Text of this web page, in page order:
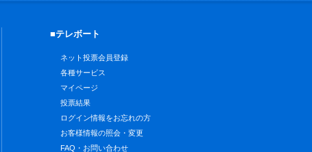
■テレボート
ネット投票会員登録
各種サービス
マイページ
投票結果
ログイン情報をお忘れの方
お客様情報の照会・変更
FAQ・お問い合わせ